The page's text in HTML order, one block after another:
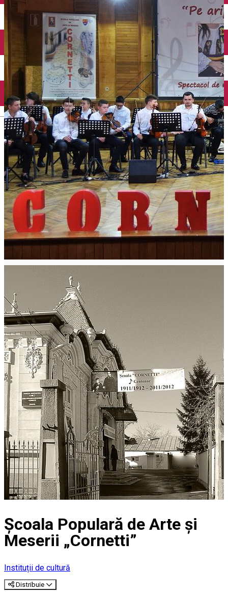
English
Închirieri biciclete
Taxi
Încărcare vehicule electrice
Școala Populară de Arte şi
Meserii „Cornetti”
Instituții de cultură
Distribuie